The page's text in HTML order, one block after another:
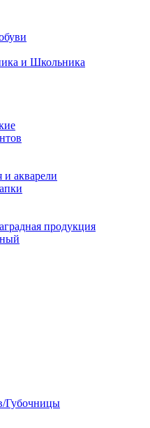
и Школьника
и акварели
продукция
Губочницы